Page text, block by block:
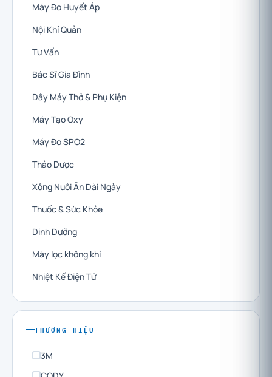
Máy Đo Huyết Áp
Nội Khí Quản
Tư Vấn
Bác Sĩ Gia Đình
Dây Máy Thở & Phụ Kiện
Máy Tạo Oxy
Máy Đo SPO2
Thảo Dược
Xông Nuôi Ăn Dài Ngày
Thuốc & Sức Khỏe
Dinh Dưỡng
Máy lọc không khí
Nhiệt Kế Điện Tử
THƯƠNG HIỆU
3M